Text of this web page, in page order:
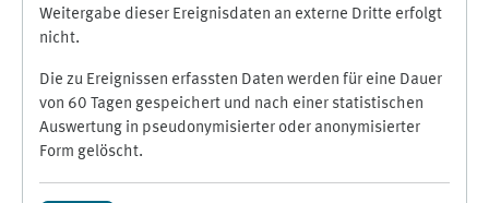
Weitergabe dieser Ereignisdaten an externe Dritte erfolgt
nicht.
Die zu Ereignissen erfassten Daten werden für eine Dauer
von 60 Tagen gespeichert und nach einer statistischen
Auswertung in pseudonymisierter oder anonymisierter
Form gelöscht.